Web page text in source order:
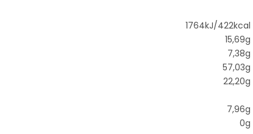
1764kJ/422kcal
15,69g
7,38g
57,03g
22,20g
7,96g
0g